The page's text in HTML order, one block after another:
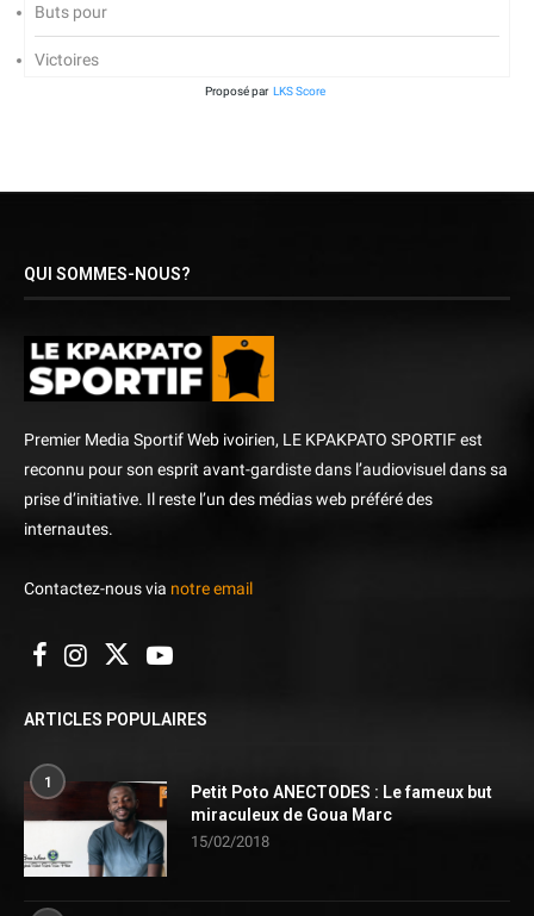
Buts pour
Victoires
Proposé par LKS Score
QUI SOMMES-NOUS?
Premier Media Sportif Web ivoirien, LE KPAKPATO SPORTIF est
reconnu pour son esprit avant-gardiste dans l’audiovisuel dans sa
prise d’initiative. Il reste l’un des médias web préféré des
internautes.
Contactez-nous via notre email
ARTICLES POPULAIRES
1
Petit Poto ANECTODES : Le fameux but
miraculeux de Goua Marc
15/02/2018